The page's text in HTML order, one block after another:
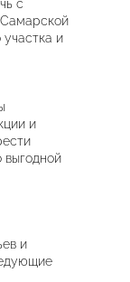
с
и
и
выгодной
и